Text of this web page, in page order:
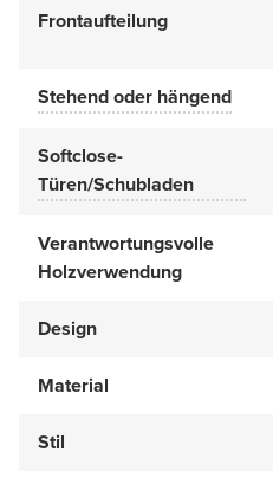
Frontaufteilung
Stehend oder hängend
Softclose-
Türen/Schubladen
Verantwortungsvolle
Holzverwendung
Design
Material
Stil